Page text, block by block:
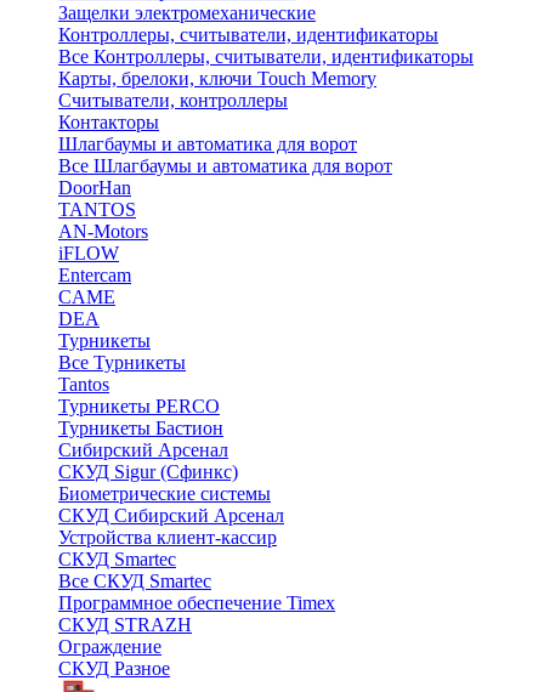
Защелки электромеханические
Контроллеры, считыватели, идентификаторы
Все Контроллеры, считыватели, идентификаторы
Карты, брелоки, ключи Touch Memory
Считыватели, контроллеры
Контакторы
Шлагбаумы и автоматика для ворот
Все Шлагбаумы и автоматика для ворот
DoorHan
TANTOS
AN-Motors
iFLOW
Entercam
CAME
DEA
Турникеты
Все Турникеты
Tantos
Турникеты PERCO
Турникеты Бастион
Сибирский Арсенал
СКУД Sigur (Сфинкс)
Биометрические системы
СКУД Сибирский Арсенал
Устройства клиент-кассир
СКУД Smartec
Все СКУД Smartec
Программное обеспечение Timex
СКУД STRAZH
Ограждение
СКУД Разное